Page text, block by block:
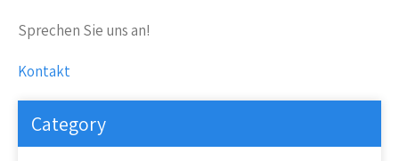
Sprechen Sie uns an!
Kontakt
Category